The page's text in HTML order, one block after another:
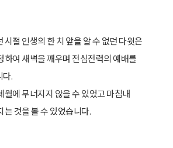
시절 인생의 한 치 앞을 알 수 없던 다윗은
하여 새벽을 깨우며 전심전력의 예배를
다.
월에 무너지지 않을 수 있었고마침내
는 것을 볼 수 있었습니다.